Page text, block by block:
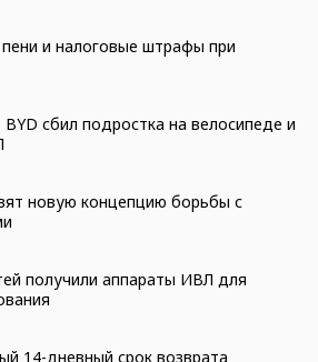
и налоговые штрафы при
сбил подростка на велосипеде и
новую концепцию борьбы с
получили аппараты ИВЛ для
14-дневный срок возврата